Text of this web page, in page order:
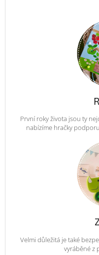
První roky života jsou ty
nabízíme hračky
Velmi důležitá je také
vyráběné z